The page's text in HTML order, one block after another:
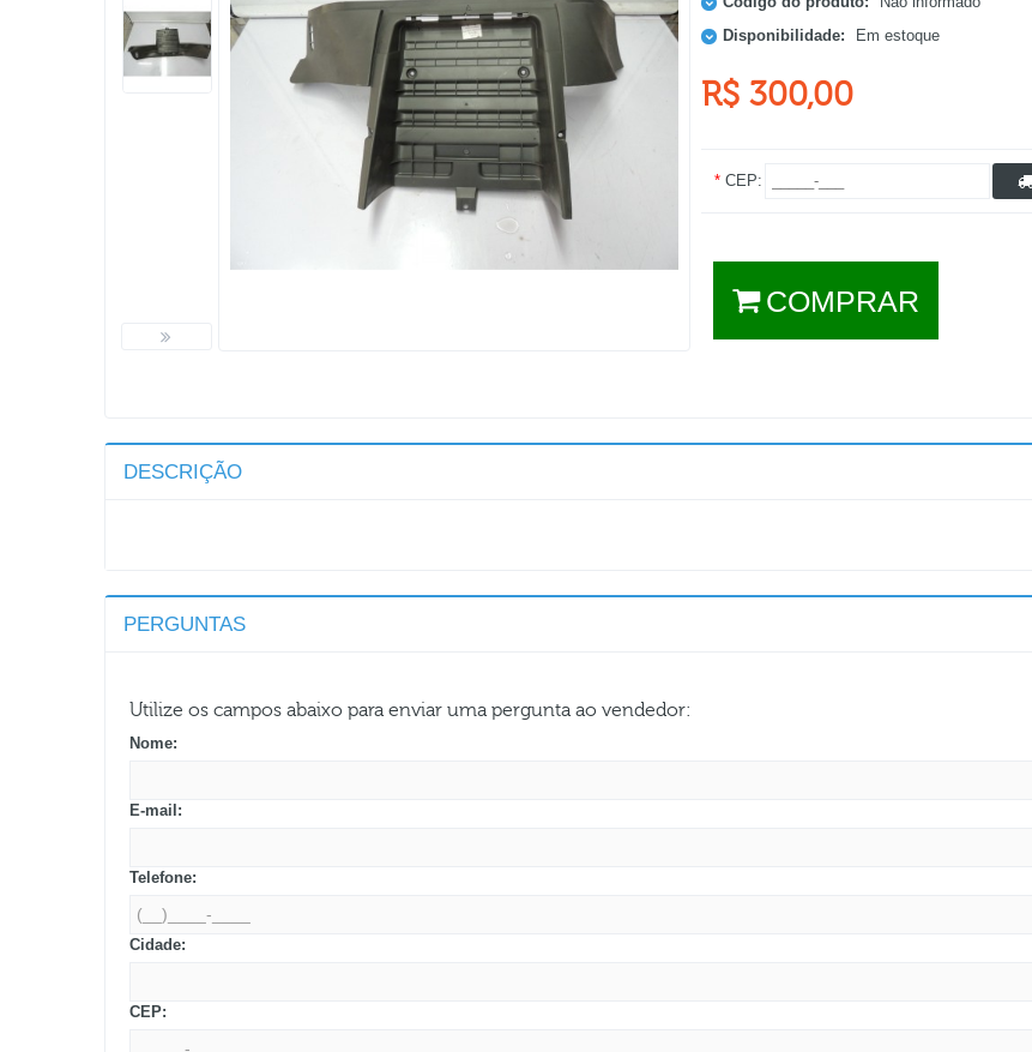
Disponibilidade:
Em estoque
R$ 300,00
*CEP:
COMPRAR
DESCRIÇÃO
PERGUNTAS
Utilize os campos abaixo para enviar uma pergunta ao vendedor:
Nome:
E-mail:
Telefone:
Cidade:
CEP: